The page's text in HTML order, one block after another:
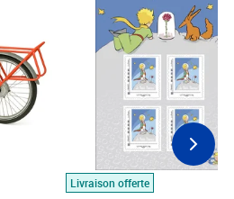
Livraison offerte